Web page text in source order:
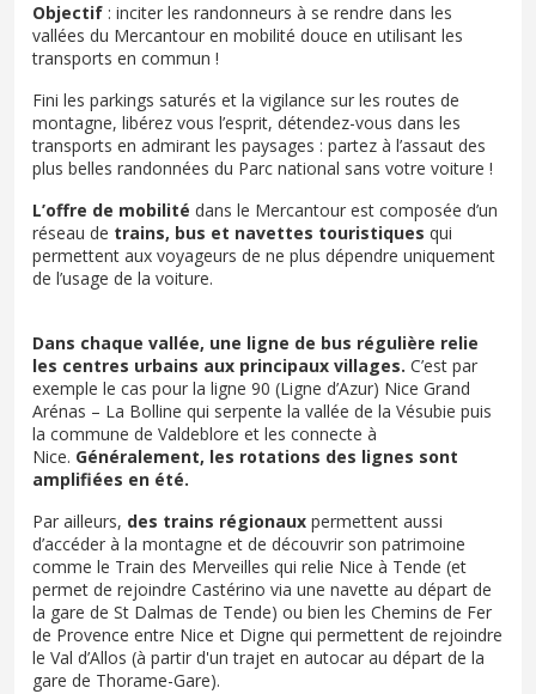
Objectif : inciter les randonneurs à se rendre dans les
vallées du Mercantour en mobilité douce en utilisant les
transports en commun !
Fini les parkings saturés et la vigilance sur les routes de
montagne, libérez vous l’esprit, détendez-vous dans les
transports en admirant les paysages : partez à l’assaut des
plus belles randonnées du Parc national sans votre voiture !
L’offre de mobilité dans le Mercantour est composée d’un
réseau de trains, bus et navettes touristiques qui
permettent aux voyageurs de ne plus dépendre uniquement
de l’usage de la voiture.
Dans chaque vallée, une ligne de bus régulière relie
les centres urbains aux principaux villages. C’est par
exemple le cas pour la ligne 90 (Ligne d’Azur) Nice Grand
Arénas – La Bolline qui serpente la vallée de la Vésubie puis
la commune de Valdeblore et les connecte à
Nice. Généralement, les rotations des lignes sont
amplifiées en été.
Par ailleurs, des trains régionaux permettent aussi
d’accéder à la montagne et de découvrir son patrimoine
comme le Train des Merveilles qui relie Nice à Tende (et
permet de rejoindre Castérino via une navette au départ de
la gare de St Dalmas de Tende) ou bien les Chemins de Fer
de Provence entre Nice et Digne qui permettent de rejoindre
le Val d’Allos (à partir d'un trajet en autocar au départ de la
gare de Thorame-Gare).